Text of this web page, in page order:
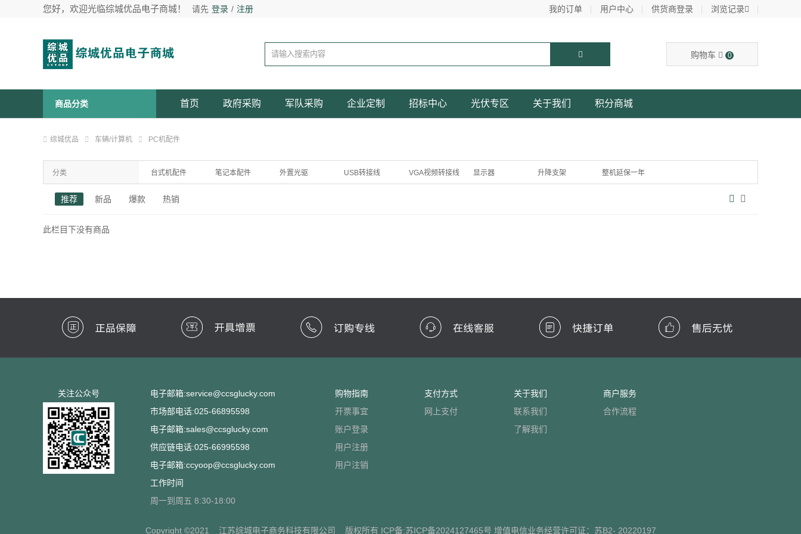
您好，欢迎光临综城优品电子商城！ 请先 登录 / 注册 我的订单 用户中心 供货商登录 浏览记录
购物车 0
商品分类 首页 政府采购 军队采购 企业定制 招标中心 光伏专区 关于我们 积分商城
综城优品 车辆/计算机 PC机配件
分类 台式机配件 笔记本配件 外置光驱 USB转接线 VGA视频转接线 显示器 升降支架 整机延保一年
整机延保两年
推荐 新品 爆款 热销
此栏目下没有商品
关注公众号
电子邮箱:service@ccsglucky.com
市场部电话:025-66895598
电子邮箱:sales@ccsglucky.com
供应链电话:025-66995598
电子邮箱:ccyoop@ccsglucky.com
工作时间
周一到周五 8:30-18:00
购物指南
开票事宜
账户登录
用户注册
用户注销
支付方式
网上支付
关于我们
联系我们
了解我们
商户服务
合作流程
Copyright ©2021 江苏综城电子商务科技有限公司 版权所有 ICP备:苏ICP备2024127465号 增值电信业务经营许可证： 苏B2- 20220197